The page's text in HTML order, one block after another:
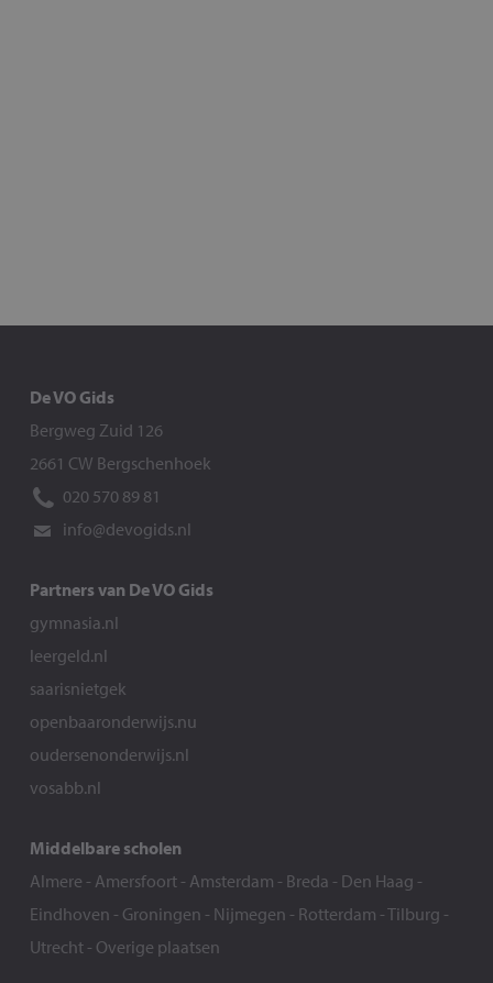
De VO Gids
Bergweg Zuid 126
2661 CW Bergschenhoek
020 570 89 81
info@devogids.nl
Partners van De VO Gids
gymnasia.nl
leergeld.nl
saarisnietgek
openbaaronderwijs.nu
oudersenonderwijs.nl
vosabb.nl
Middelbare scholen
Almere - Amersfoort- Amsterdam - Breda - Den Haag -
Eindhoven - Groningen - Nijmegen - Rotterdam -Tilburg -
Utrecht- Overige plaatsen